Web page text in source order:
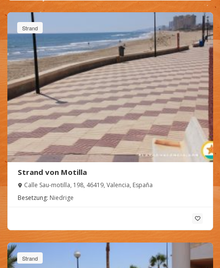
Strand
Strand von Motilla
Calle Sau-motilla, 198, 46419, Valencia, España
Besetzung: Niedrige
Strand